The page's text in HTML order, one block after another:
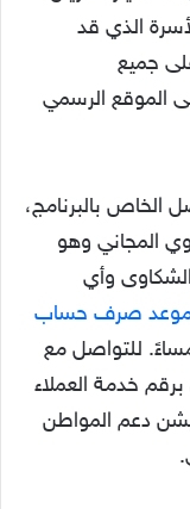
الذي قد
على جميع
الموقع الرسمي
الخاص بالبرنامج،
المجاني وهو
الشكاوى وأي
صرف حساب
الساعة 8 صباحًا حتى 10 مساءً. للتواصل مع
خدمة العملاء
دعم المواطن